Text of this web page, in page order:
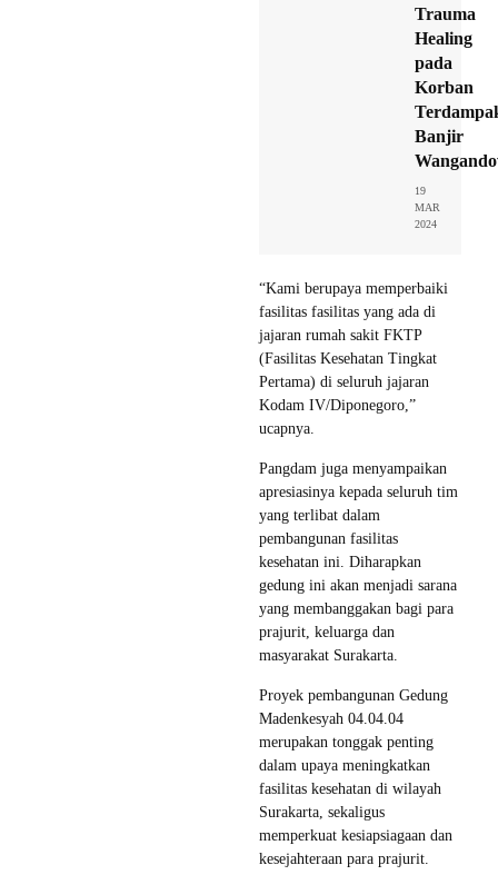
Trauma
Healing
pada
Korban
Banjir
19
MAR
2024
“Kami berupaya memperbaiki
fasilitas fasilitas yang ada di
jajaran rumah sakit FKTP
(Fasilitas Kesehatan Tingkat
Pertama) di seluruh jajaran
Kodam IV/Diponegoro,”
ucapnya.
Pangdam juga menyampaikan
apresiasinya kepada seluruh tim
yang terlibat dalam
pembangunan fasilitas
kesehatan ini. Diharapkan
gedung ini akan menjadi sarana
yang membanggakan bagi para
prajurit, keluarga dan
masyarakat Surakarta.
Proyek pembangunan Gedung
Madenkesyah 04.04.04
merupakan tonggak penting
dalam upaya meningkatkan
fasilitas kesehatan di wilayah
Surakarta, sekaligus
memperkuat kesiapsiagaan dan
kesejahteraan para prajurit.